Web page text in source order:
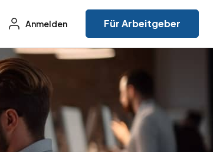
Anmelden Für Arbeitgeber